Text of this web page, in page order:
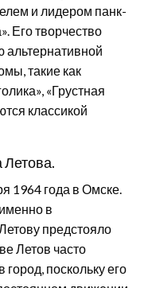
и лидером панк-
Его творчество
альтернативной
такие как
«Грустная
классикой
Летова.
1964 года в Омске.
в
предстояло
Летов часто
поскольку его